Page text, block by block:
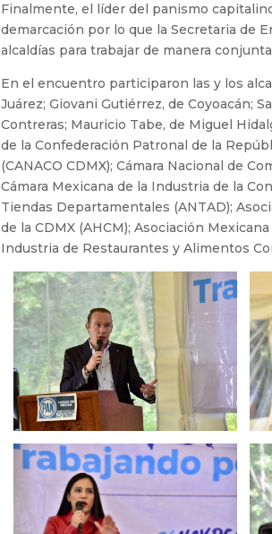
Finalmente, el líder del panismo
demarcación por lo que la Secretaria de
alcaldías para trabajar de manera
En el encuentro participaron las y los
Juárez; Giovani Gutiérrez, de Coyoacán;
Contreras; Mauricio Tabe, de Miguel
de la Confederación Patronal de la
(CANACO CDMX); Cámara Nacional de
Cámara Mexicana de la Industria de la
Tiendas Departamentales (ANTAD);
de la CDMX (AHCM); Asociación
Industria de Restaurantes y Alimentos